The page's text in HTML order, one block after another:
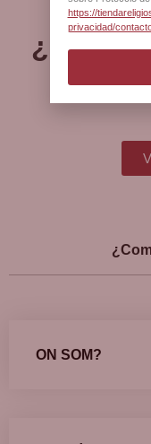
¿Què
ON SOM?
https://
privacidad/